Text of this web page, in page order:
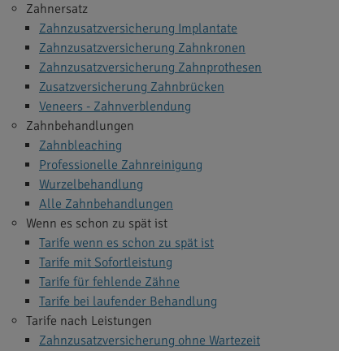
Zahnersatz
Zahnzusatzversicherung Implantate
Zahnzusatzversicherung Zahnkronen
Zahnzusatzversicherung Zahnprothesen
Zusatzversicherung Zahnbrücken
Veneers - Zahnverblendung
Zahnbehandlungen
Zahnbleaching
Professionelle Zahnreinigung
Wurzelbehandlung
Alle Zahnbehandlungen
Wenn es schon zu spät ist
Tarife wenn es schon zu spät ist
Tarife mit Sofortleistung
Tarife für fehlende Zähne
Tarife bei laufender Behandlung
Tarife nach Leistungen
Zahnzusatzversicherung ohne Wartezeit